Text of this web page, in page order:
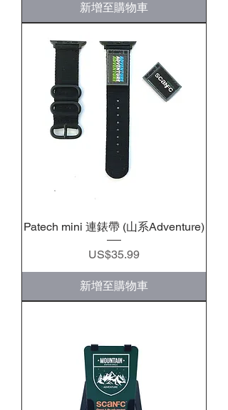
新增至購物車
Patech mini 連錶帶 (山系Adventure)
價格
US$35.99
新增至購物車